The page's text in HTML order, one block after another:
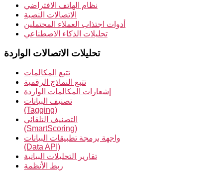
نظام الهاتف الافتراضي
الاتصالات النصية
أدوات اجتذاب العملاء المحتملين
تحليلات الذكاء الاصطناعي
تحليلات الاتصالات الواردة
تتبع المكالمات
تتبع النماذج الرقمية
إشعارات المكالمات الواردة
تصنيف البيانات
(Tagging)
التصنيف التلقائي
(SmartScoring)
واجهة برمجة تطبيقات البيانات
(Data API)
تقارير التحليلات البيانية
ربط الأنظمة